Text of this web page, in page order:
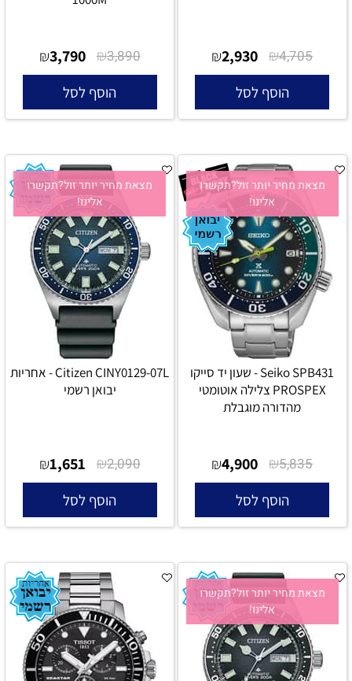
₪4,705
₪2,930
הוסף לסל
₪3,890
₪3,790
הוסף לסל
מצאת מחיר יותר זול?תקשרו
אלינו!
Seiko SPB431 - שעון יד סייקו
PROSPEX צלילה אוטומטי
מהדורה מוגבלת
₪5,835
₪4,900
הוסף לסל
מצאת מחיר יותר זול?תקשרו
אלינו!
Citizen CINY0129-07L - אחריות
יבואן רשמי
₪2,090
₪1,651
הוסף לסל
מצאת מחיר יותר זול?תקשרו
אלינו!